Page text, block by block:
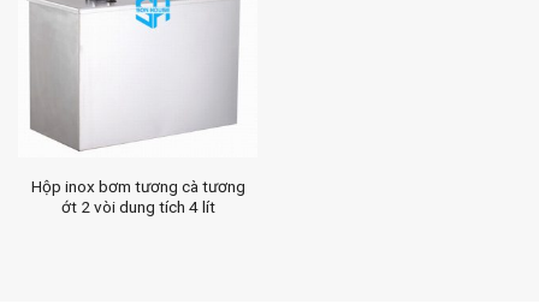
Hộp inox bơm tương cà tương
ớt 2 vòi dung tích 4 lít